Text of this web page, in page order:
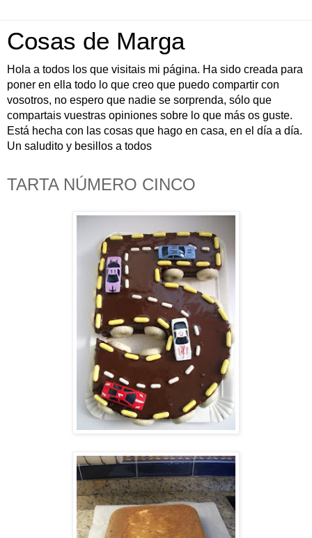
Cosas de Marga
Hola a todos los que visitais mi página. Ha sido creada para
poner en ella todo lo que creo que puedo compartir con
vosotros, no espero que nadie se sorprenda, sólo que
compartais vuestras opiniones sobre lo que más os guste.
Está hecha con las cosas que hago en casa, en el día a día.
Un saludito y besillos a todos
TARTA NÚMERO CINCO